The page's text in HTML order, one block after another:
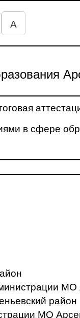
А
в сфере
район
МО